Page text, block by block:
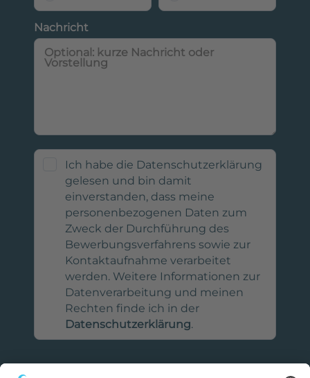
Nachricht
Ich habe die Datenschutzerklärung
gelesen und bin damit
einverstanden, dass meine
personenbezogenen Daten zum
Zweck der Durchführung des
Bewerbungsverfahrens sowie zur
Kontaktaufnahme verarbeitet
werden. Weitere Informationen zur
Datenverarbeitung und meinen
Rechten finde ich in der
Datenschutzerklärung.